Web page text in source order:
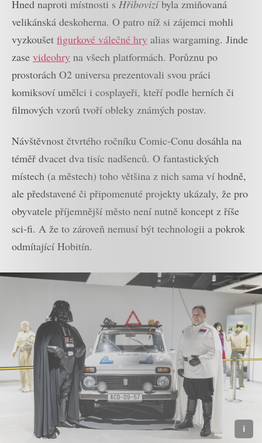
Hned naproti místnosti s Hřibovizíbyla zmiňovaná
velikánská deskoherna. O patro níž si zájemci mohli
vyzkoušet figurkové válečné hry alias wargaming. Jinde
zase videohry na všech platformách. Porůznu po
prostorách O2 universa prezentovali svou práci
komiksoví umělci i cosplayeři, kteří podle herních či
filmových vzorů tvoří obleky známých postav.
Návštěvnost čtvrtého ročníku Comic-Conu dosáhla na
téměř dvacet dva tisíc nadšenců. O fantastických
místech (a městech) toho většina z nich sama ví hodně,
ale představené či připomenuté projekty ukázaly, že pro
obyvatele příjemnější město není nutně koncept z říše
sci-fi. A že to zároveň nemusí být technologii a pokrok
odmítající Hobitín.